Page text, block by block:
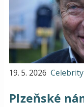
19. 5. 2026 Celebrity
Plzeňské